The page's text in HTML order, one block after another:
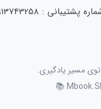
پشتیبانی : 09913743258
مسیر یادگیری.